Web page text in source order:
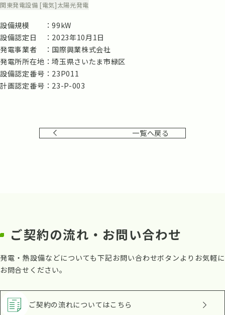
関東発電設備 [電気]太陽光発電
設備規模
99kW
設備認定日
2023年10月1日
発電事業者
国際興業株式会社
発電所所在地
埼玉県さいたま市緑区
設備認定番号
23P011
計画認定番号
23-P-003
一覧へ戻る
ご契約の流れ・お問い合わせ
発電・熱設備などについても下記お問い合わせボタンよりお気軽に
お問合せください。
ご契約の流れについてはこちら